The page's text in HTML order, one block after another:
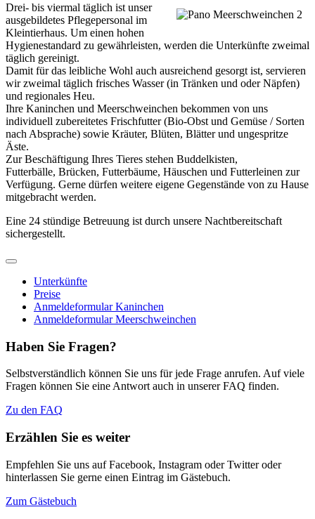
Drei- bis viermal täglich ist unser
ausgebildetes Pflegepersonal im
Kleintierhaus. Um einen hohen
Hygienestandard zu gewährleisten, werden die Unterkünfte zweimal
täglich gereinigt.
Damit für das leibliche Wohl auch ausreichend gesorgt ist, servieren
wir zweimal täglich frisches Wasser (in Tränken und oder Näpfen)
und regionales Heu.
Ihre Kaninchen und Meerschweinchen bekommen von uns
individuell zubereitetes Frischfutter (Bio-Obst und Gemüse / Sorten
nach Absprache) sowie Kräuter, Blüten, Blätter und ungespritze
Äste.
Zur Beschäftigung Ihres Tieres stehen Buddelkisten,
Futterbälle, Brücken, Futterbäume, Häuschen und Futterleinen zur
Verfügung. Gerne dürfen weitere eigene Gegenstände von zu Hause
mitgebracht werden.
Eine 24 stündige Betreuung ist durch unsere Nachtbereitschaft
sichergestellt.
Unterkünfte
Preise
Anmeldeformular Kaninchen
Anmeldeformular Meerschweinchen
Haben Sie Fragen?
Selbstverständlich können Sie uns für jede Frage anrufen. Auf viele
Fragen können Sie eine Antwort auch in unserer FAQ finden.
Zu den FAQ
Erzählen Sie es weiter
Empfehlen Sie uns auf Facebook, Instagram oder Twitter oder
hinterlassen Sie gerne einen Eintrag im Gästebuch.
Zum Gästebuch